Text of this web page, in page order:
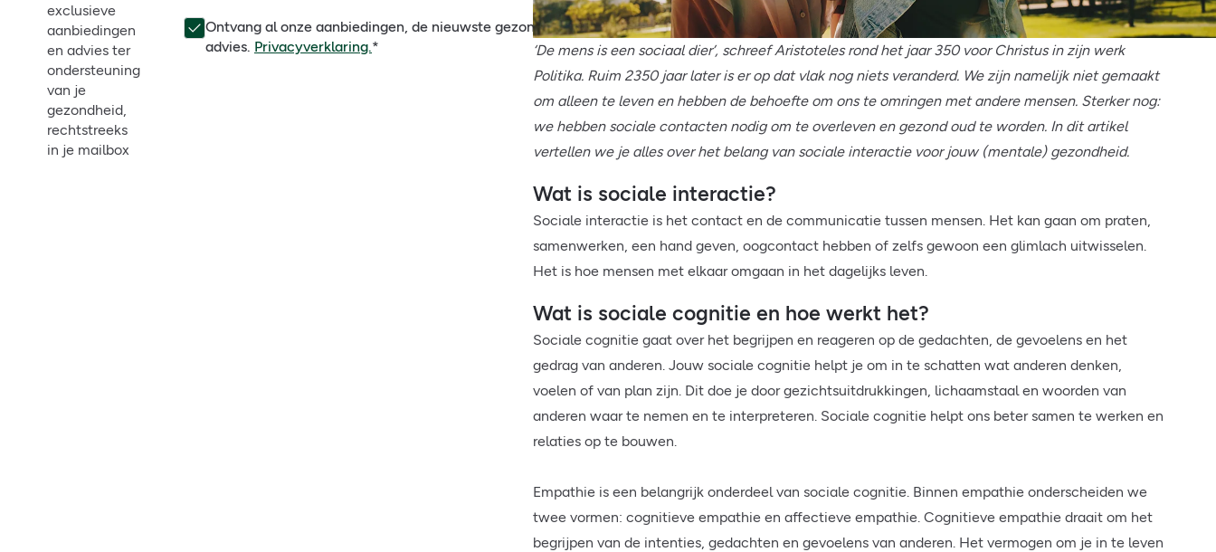
‘De mens is een sociaal dier’, schreef Aristoteles rond het jaar 350 voor Christus in zijn werk
Politika. Ruim 2350 jaar later is er op dat vlak nog niets veranderd. We zijn namelijk niet gemaakt
om alleen te leven en hebben de behoefte om ons te omringen met andere mensen. Sterker nog:
we hebben sociale contacten nodig om te overleven en gezond oud te worden. In dit artikel
vertellen we je alles over het belang van sociale interactie voor jouw (mentale) gezondheid.
Wat is sociale interactie?
Sociale interactie is het contact en de communicatie tussen mensen. Het kan gaan om praten,
samenwerken, een hand geven, oogcontact hebben of zelfs gewoon een glimlach uitwisselen.
Het is hoe mensen met elkaar omgaan in het dagelijks leven.
Wat is sociale cognitie en hoe werkt het?
Sociale cognitie gaat over het begrijpen en reageren op de gedachten, de gevoelens en het
gedrag van anderen. Jouw sociale cognitie helpt je om in te schatten wat anderen denken,
voelen of van plan zijn. Dit doe je door gezichtsuitdrukkingen, lichaamstaal en woorden van
anderen waar te nemen en te interpreteren. Sociale cognitie helpt ons beter samen te werken en
relaties op te bouwen.
Empathie is een belangrijk onderdeel van sociale cognitie. Binnen empathie onderscheiden we
twee vormen: cognitieve empathie en affectieve empathie. Cognitieve empathie draait om het
begrijpen van de intenties, gedachten en gevoelens van anderen. Het vermogen om je in te leven
exclusieve
aanbiedingen
en advies ter
ondersteuning
van je
gezondheid,
rechtstreeks
in je mailbox
Ontvang al onze aanbiedingen, de nieuwste gezondheidstips en wetenschappelijk onderbouwd
advies. Privacyverklaring.*